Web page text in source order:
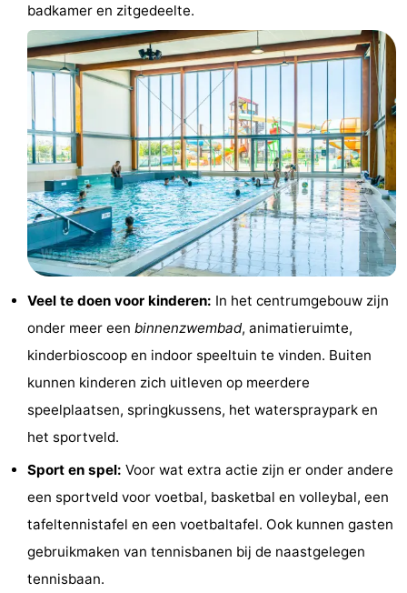
Swimming
pools
Cycling
Hiking
Horse
riding
Golf
courses
Sportfishing
Food
&
Beverages
Events
Ring
riding
Practical
Forum
Route
Parking
Medical
addresses
Region
badkamer en zitgedeelte.
Veel te doen voor kinderen: In het centrumgebouw zijn
onder meer een binnenzwembad, animatieruimte,
kinderbioscoop en indoor speeltuin te vinden. Buiten
kunnen kinderen zich uitleven op meerdere
speelplaatsen, springkussens, het waterspraypark en
het sportveld.
Sport en spel: Voor wat extra actie zijn er onder andere
een sportveld voor voetbal, basketbal en volleybal, een
tafeltennistafel en een voetbaltafel. Ook kunnen gasten
gebruikmaken van tennisbanen bij de naastgelegen
tennisbaan.